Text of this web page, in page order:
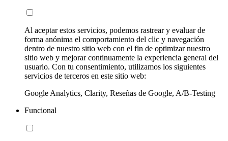
Al aceptar estos servicios, podemos rastrear y evaluar de
forma anónima el comportamiento del clic y navegación
dentro de nuestro sitio web con el fin de optimizar nuestro
sitio web y mejorar continuamente la experiencia general del
usuario. Con tu consentimiento, utilizamos los siguientes
servicios de terceros en este sitio web:
Google Analytics, Clarity, Reseñas de Google, A/B-Testing
Funcional